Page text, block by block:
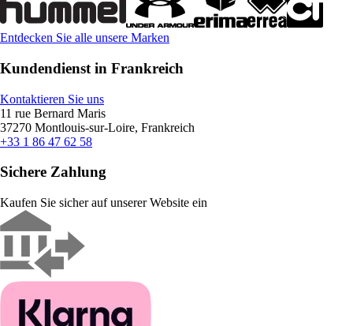
Entdecken Sie alle unsere Marken
Kundendienst in Frankreich
Kontaktieren Sie uns
11 rue Bernard Maris
37270 Montlouis-sur-Loire, Frankreich
+33 1 86 47 62 58
Sichere Zahlung
Kaufen Sie sicher auf unserer Website ein